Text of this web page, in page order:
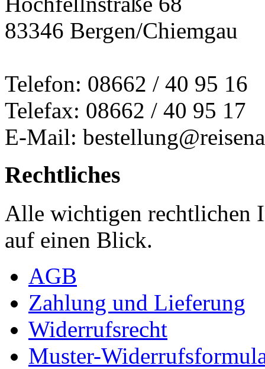
83346 Bergen/Chiemgau
Telefon: 08662 / 40 95 16
Telefax: 08662 / 40 95 17
E-Mail:
Rechtliches
Alle wichtigen rechtlichen
auf einen Blick.
AGB
Zahlung und Lieferung
Widerrufsrecht
Muster-